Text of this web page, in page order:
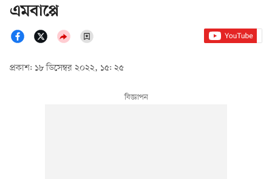
এমবাপ্পে
প্রকাশ: ১৮ ডিসেম্বর ২০২২, ১৫: ২৫